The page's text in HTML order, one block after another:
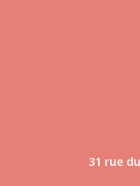
31 rue